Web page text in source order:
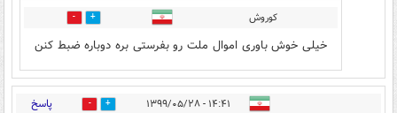
کوروش 2
خیلی خوش باوری اموال ملت رو بفرستی بره دوباره ضبط کنن
۱۴:۴۱ - ۱۳۹۹/۰۵/۲۸ 3 پاسخ